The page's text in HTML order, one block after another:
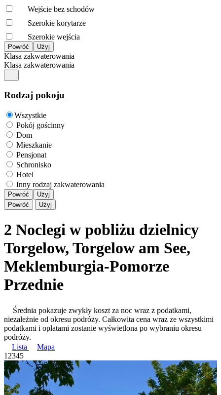
Wejście bez schodów
Szerokie korytarze
Szerokie wejścia
Klasa zakwaterowania
Klasa zakwaterowania
Rodzaj pokoju
Wszystkie
Pokój gościnny
Dom
Mieszkanie
Pensjonat
Schronisko
Hotel
Inny rodzaj zakwaterowania
Powróć
Użyj
Powróć
Użyj
2 Noclegi w pobliżu dzielnicy
Torgelow, Torgelow am See,
Meklemburgia-Pomorze
Przednie
Średnia pokazuje zwykły koszt za noc wraz z podatkami,
niezależnie od okresu podróży. Całkowita cena wraz ze wszystkimi
podatkami i opłatami zostanie wyświetlona po wybraniu okresu
podróży.
Lista
Mapa
1 2345